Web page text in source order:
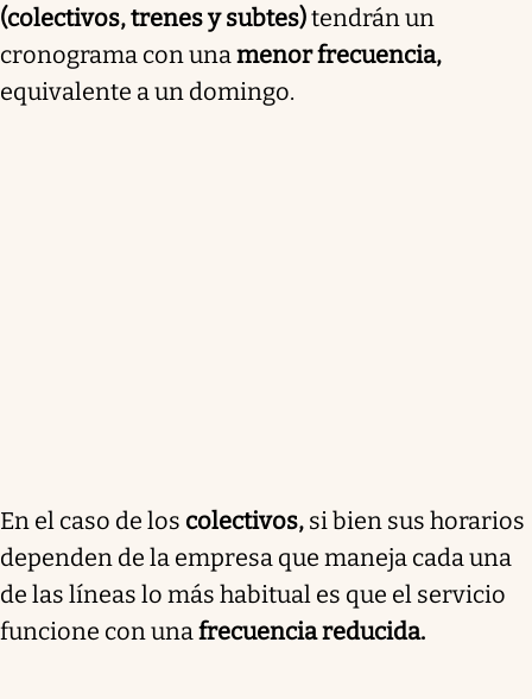
(colectivos, trenes y subtes)tendrán un
cronograma con unamenor frecuencia,
equivalente a un domingo.
En el caso de los colectivos, si bien sus horarios
dependen de la empresa que maneja cada una
de las líneas lo más habitual es que el servicio
funcione con unafrecuencia reducida.